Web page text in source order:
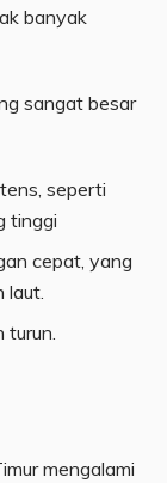
banyak
sangat besar
seperti
tinggi
cepat, yang
laut.
turun.
mengalami